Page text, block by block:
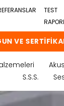
TEST
VE
S.S.S.